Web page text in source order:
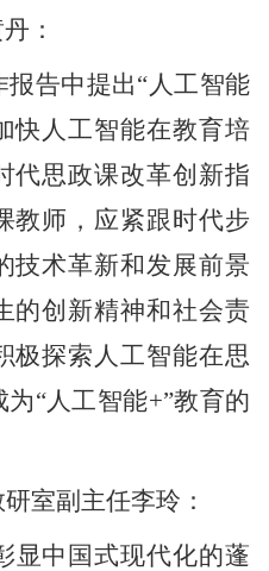
：
告中提出“人工智能
快人工智能在教育培
代思政课改革创新指
教师，应紧跟时代步
技术革新和发展前景
的创新精神和社会责
极探索人工智能在思
“人工智能+”教育的
室副主任李玲：
显中国式现代化的蓬